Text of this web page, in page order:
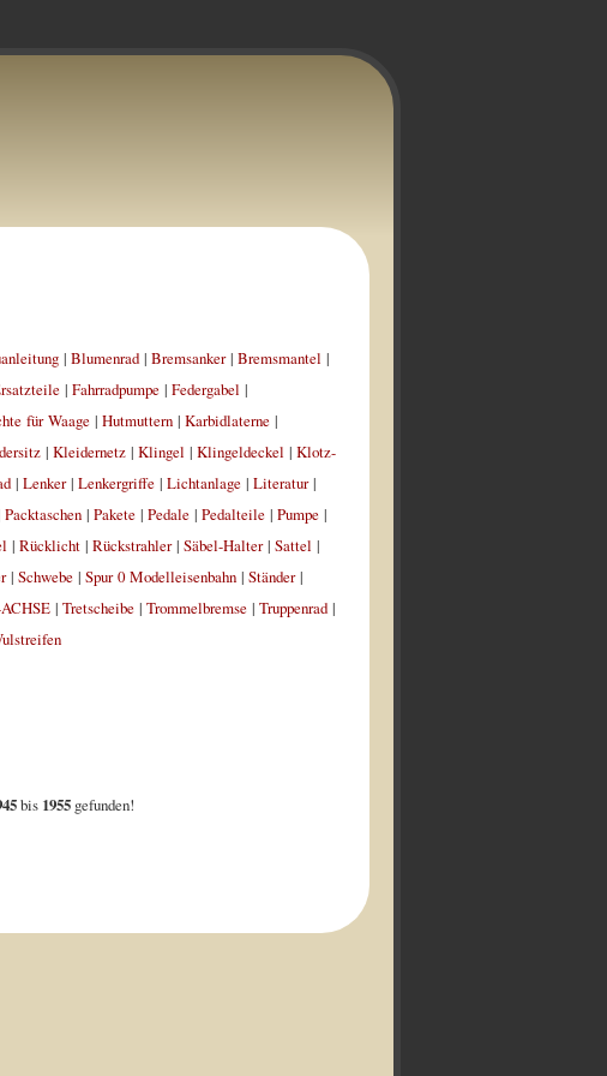
| Blumenrad| Bremsanker| Bremsmantel |
| Fahrradpumpe| Federgabel |
für Waage| Hutmuttern| Karbidlaterne|
| Kleidernetz| Klingel | Klingeldeckel | Klotz-
| Lenker| Lenkergriffe| Lichtanlage| Literatur|
Packtaschen| Pakete| Pedale| Pedalteile| Pumpe|
| Rücklicht| Rückstrahler| Säbel-Halter| Sattel |
| Schwebe| Spur 0 Modelleisenbahn| Ständer|
| Tretscheibe| Trommelbremse| Truppenrad|
bis 1955gefunden!